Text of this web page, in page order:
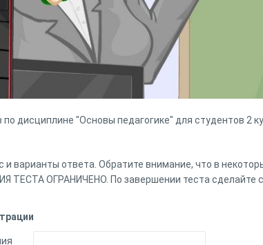
по дисциплине "Основы педагогике" для студентов 2
и варианты ответа. Обратите внимание, что в
ОГРАНИЧЕНО. По завершении теста сделайте